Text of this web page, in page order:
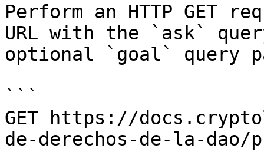
Perform an HTTP GET
URL with the `ask`
optional `goal` query
```
GET https://
de-derechos-de-la-dao/